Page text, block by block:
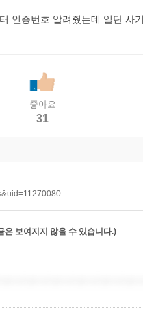
인증번호 알려줬는데 일단
좋아요
31
은 보여지지 않을 수 있습니다.)